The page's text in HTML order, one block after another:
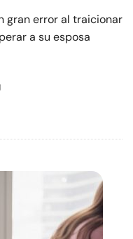
gran error al traicionar
a su esposa